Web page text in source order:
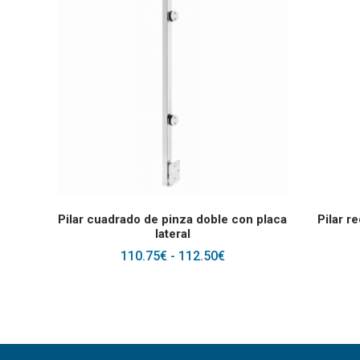
SELECCIONAR OPCIONES
Este producto
Pilar cuadrado de pinza doble con placa
lateral
110.75€ - 112.50€RANGO
112.50€
Pilar